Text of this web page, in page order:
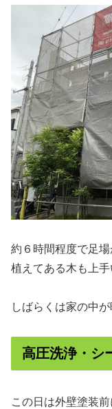
約６時間程度で足場
植えてある木も上手
しばらくは家の中
高圧洗浄・
この日は外壁塗装